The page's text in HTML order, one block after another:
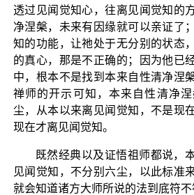
透过见闻觉知心，往离见闻觉知的
净涅槃，未来有因缘就可以亲证了
知的功能，让祂处于无分别的状态
的真心，那是不正确的；因为他已
中，根本不是找到本来自性清净涅
禅师的开示可知，本来自性清净
尘，从本以来离见闻觉知，不是现
现在才离见闻觉知。
既然经典以及证悟祖师都说，
见闻觉知，不分别六尘，以此标准
就会知道诸方大师所说的法到底符不